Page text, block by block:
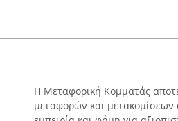
Η Μεταφορική Κομματάς
μεταφορών και μετακομίσεων